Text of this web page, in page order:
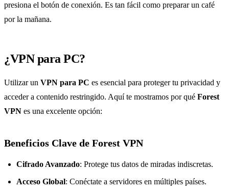
presiona el botón de conexión. Es tan fácil como preparar un café
por la mañana.
¿VPN para PC?
Utilizar un VPN para PC es esencial para proteger tu privacidad y
acceder a contenido restringido. Aquí te mostramos por qué Forest
VPN es una excelente opción:
Beneficios Clave de Forest VPN
Cifrado Avanzado: Protege tus datos de miradas indiscretas.
Acceso Global: Conéctate a servidores en múltiples países.